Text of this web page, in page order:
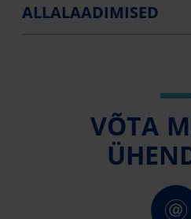
ALLALAADIMISED
VÕTA